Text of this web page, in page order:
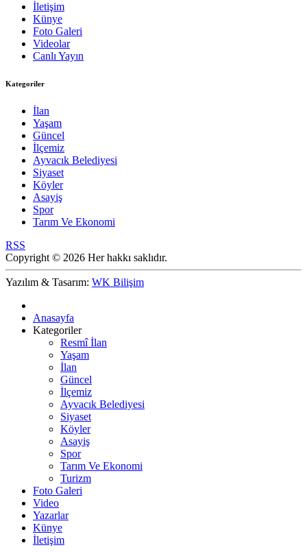
İletişim
Künye
Foto Galeri
Videolar
Canlı Yayın
Kategoriler
İlan
Yaşam
Güncel
İlçemiz
Ayvacık Belediyesi
Siyaset
Köyler
Asayiş
Spor
Tarım Ve Ekonomi
RSS
Copyright © 2026 Her hakkı saklıdır.
Yazılım & Tasarım: WK Bilişim
Anasayfa
Kategoriler
Resmî İlan
Yaşam
İlan
Güncel
İlçemiz
Ayvacık Belediyesi
Siyaset
Köyler
Asayiş
Spor
Tarım Ve Ekonomi
Turizm
Foto Galeri
Video
Yazarlar
Künye
İletişim